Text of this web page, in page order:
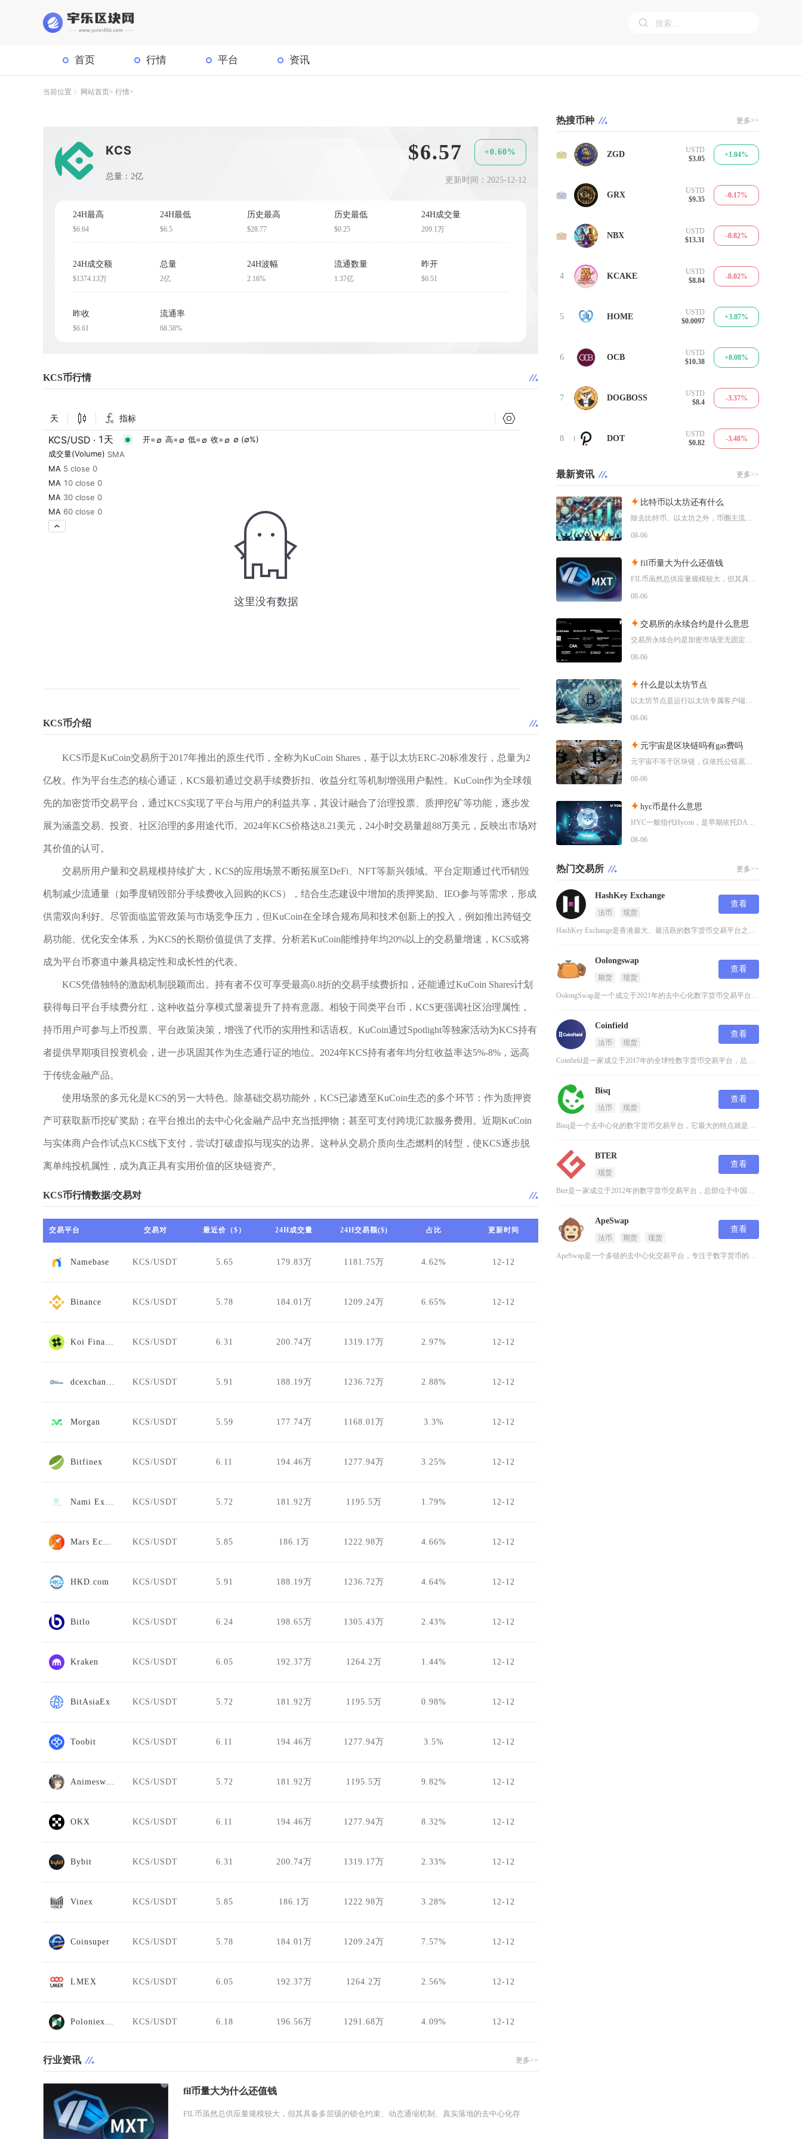
首页 行情 平台 资讯
当前位置： 网站首页 行情
KCS
总量：2亿
$6.57 +0.60%
更新时间：2025-12-12
24H最高
$6.64
24H最低
$6.5
历史最高
$28.77
历史最低
$0.25
24H成交量
209.1万
24H成交额
$1374.13万
总量
2亿
24H波幅
2.16%
流通数量
1.37亿
昨开
$6.51
昨收
$6.61
流通率
68.58%
KCS币行情
KCS币介绍
KCS币是KuCoin交易所于2017年推出的原生代币，全称为KuCoin Shares，基于以太坊ERC-20标准发行，总量为2
亿枚。作为平台生态的核心通证，KCS最初通过交易手续费折扣、收益分红等机制增强用户黏性。KuCoin作为全球领
先的加密货币交易平台，通过KCS实现了平台与用户的利益共享，其设计融合了治理投票、质押挖矿等功能，逐步发
展为涵盖交易、投资、社区治理的多用途代币。2024年KCS价格达8.21美元，24小时交易量超88万美元，反映出市场对
其价值的认可。
交易所用户量和交易规模持续扩大，KCS的应用场景不断拓展至DeFi、NFT等新兴领域。平台定期通过代币销毁
机制减少流通量（如季度销毁部分手续费收入回购的KCS），结合生态建设中增加的质押奖励、IEO参与等需求，形成
供需双向利好。尽管面临监管政策与市场竞争压力，但KuCoin在全球合规布局和技术创新上的投入，例如推出跨链交
易功能、优化安全体系，为KCS的长期价值提供了支撑。分析若KuCoin能维持年均20%以上的交易量增速，KCS或将
成为平台币赛道中兼具稳定性和成长性的代表。
KCS凭借独特的激励机制脱颖而出。持有者不仅可享受最高0.8折的交易手续费折扣，还能通过KuCoin Shares计划
获得每日平台手续费分红，这种收益分享模式显著提升了持有意愿。相较于同类平台币，KCS更强调社区治理属性，
持币用户可参与上币投票、平台政策决策，增强了代币的实用性和话语权。KuCoin通过Spotlight等独家活动为KCS持有
者提供早期项目投资机会，进一步巩固其作为生态通行证的地位。2024年KCS持有者年均分红收益率达5%-8%，远高
于传统金融产品。
使用场景的多元化是KCS的另一大特色。除基础交易功能外，KCS已渗透至KuCoin生态的多个环节：作为质押资
产可获取新币挖矿奖励；在平台推出的去中心化金融产品中充当抵押物；甚至可支付跨境汇款服务费用。近期KuCoin
与实体商户合作试点KCS线下支付，尝试打破虚拟与现实的边界。这种从交易介质向生态燃料的转型，使KCS逐步脱
离单纯投机属性，成为真正具有实用价值的区块链资产。
KCS币行情数据/交易对
交易平台 交易对 最近价（$） 24H成交量 24H交易额($) 占比 更新时间
Namebase KCS/USDT 5.65 179.83万 1181.75万 4.62% 12-12
Binance KCS/USDT 5.78 184.01万 1209.24万 6.65% 12-12
Koi Finance KCS/USDT 6.31 200.74万 1319.17万 2.97% 12-12
dcexchange KCS/USDT 5.91 188.19万 1236.72万 2.88% 12-12
Morgan KCS/USDT 5.59 177.74万 1168.01万 3.3% 12-12
Bitfinex KCS/USDT 6.11 194.46万 1277.94万 3.25% 12-12
Nami Exchange KCS/USDT 5.72 181.92万 1195.5万 1.79% 12-12
Mars Ecosystem KCS/USDT 5.85 186.1万 1222.98万 4.66% 12-12
HKD.com KCS/USDT 5.91 188.19万 1236.72万 4.64% 12-12
Bitlo KCS/USDT 6.24 198.65万 1305.43万 2.43% 12-12
Kraken KCS/USDT 6.05 192.37万 1264.2万 1.44% 12-12
BitAsiaEx KCS/USDT 5.72 181.92万 1195.5万 0.98% 12-12
Toobit KCS/USDT 6.11 194.46万 1277.94万 3.5% 12-12
Animeswap KCS/USDT 5.72 181.92万 1195.5万 9.82% 12-12
OKX KCS/USDT 6.11 194.46万 1277.94万 8.32% 12-12
Bybit KCS/USDT 6.31 200.74万 1319.17万 2.33% 12-12
Vinex KCS/USDT 5.85 186.1万 1222.98万 3.28% 12-12
Coinsuper KCS/USDT 5.78 184.01万 1209.24万 7.57% 12-12
LMEX KCS/USDT 6.05 192.37万 1264.2万 2.56% 12-12
Poloniex Futures KCS/USDT 6.18 196.56万 1291.68万 4.09% 12-12
行业资讯 更多>>
fil币量大为什么还值钱
FIL币虽然总供应量规模较大，但其具备多层级的锁仓约束、动态通缩机制、真实落地的去中心化存
热搜币种 更多>>
1 ZGD
USTD
$3.05
+1.04%
2 GRX
USTD
$9.35
-0.17%
3 NBX
USTD
$13.31
-0.82%
4 KCAKE
USTD
$8.84
-8.02%
5 HOME
USTD
$0.0097
+3.07%
6 OCB
USTD
$10.38
+8.08%
7 DOGBOSS
USTD
$8.4
-3.37%
8 DOT
USTD
$0.82
-3.48%
最新资讯 更多>>
比特币以太坊还有什么
除去比特币、以太坊之外，币圈主流币种主要分为底层公链币、美元锚定稳定币、以太坊Layer2
08-06
fil币量大为什么还值钱
FIL币虽然总供应量规模较大，但其具备多层级的锁仓约束、动态通缩机制、真实落地的去中心化存
08-06
交易所的永续合约是什么意思
交易所永续合约是加密市场里无固定到期交割时间的杠杆型衍生品，依托资金费率机制锚定现货价格，
08-06
什么是以太坊节点
以太坊节点是运行以太坊专属客户端软件、接入以太坊分布式网络的各类设备终端，是以太坊区块链网
08-06
元宇宙是区块链吗有gas费吗
元宇宙不等于区块链，仅依托公链底层搭建资产体系的元宇宙项目会产生gas费，纯中心化运营的元
08-06
hyc币是什么意思
HYC一般指代Hycon，是早期依托DAG技术搭建底层网络的加密代币，市场上同时存在多个同
08-06
热门交易所 更多>>
HashKey Exchange
法币 现货
查看
HashKey Exchange是香港最大、最活跃的数字货币交易平台之一，也是香港首批获得
Oolongswap
期货 现货
查看
OolongSwap是一个成立于2021年的去中心化数字货币交易平台，专注于为用户提供安全
Coinfield
法币 现货
查看
Coinfield是一家成立于2017年的全球性数字货币交易平台，总部位于加拿大。这个平台
Bisq
法币 现货
查看
Bisq是一个去中心化的数字货币交易平台，它最大的特点就是不需要用户进行身份验证，完全依靠
BTER
现货
查看
Bter是一家成立于2012年的数字货币交易平台，总部位于中国，是全球最早的数字货币交易平
ApeSwap
法币 期货 现货
查看
ApeSwap是一个多链的去中心化交易平台，专注于数字货币的交易和流动性提供。它建立在BN